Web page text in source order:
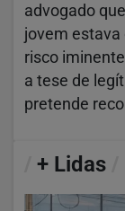
advogado
jovem estava
risco
a tese de
pretende
+ Lidas